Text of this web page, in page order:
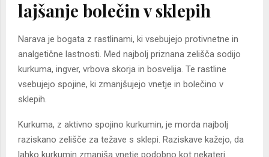
lajšanje bolečin v sklepih
Narava je bogata z rastlinami, ki vsebujejo protivnetne in
analgetične lastnosti. Med najbolj priznana zelišča sodijo
kurkuma, ingver, vrbova skorja in bosvelija. Te rastline
vsebujejo spojine, ki zmanjšujejo vnetje in bolečino v
sklepih.
Kurkuma, z aktivno spojino kurkumin, je morda najbolj
raziskano zelišče za težave s sklepi. Raziskave kažejo, da
lahko kurkumin zmanjša vnetje podobno kot nekateri